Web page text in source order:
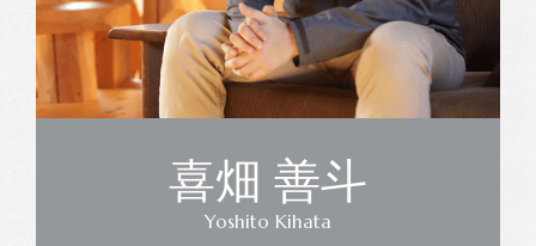
喜畑 善斗
Yoshito Kihata